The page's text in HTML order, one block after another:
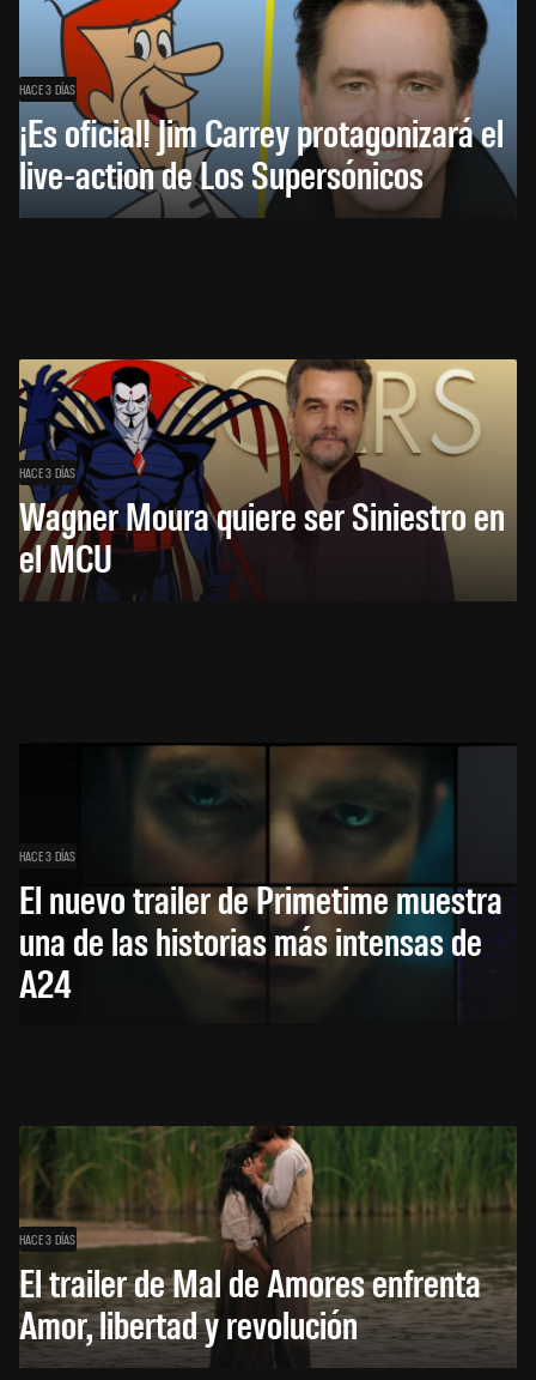
HACE 3 DÍAS
¡Es oficial! Jim Carrey protagonizará el
live-action de Los Supersónicos
HACE 3 DÍAS
Wagner Moura quiere ser Siniestro en
el MCU
HACE 3 DÍAS
El nuevo trailer de Primetime muestra
una de las historias más intensas de
A24
HACE 3 DÍAS
El trailer de Mal de Amores enfrenta
Amor, libertad y revolución